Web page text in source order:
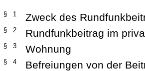
§ 1 Zweck des
§ 2 Rundfunkbeitrag im
§ 3 Wohnung
§ 4 Befreiungen von der